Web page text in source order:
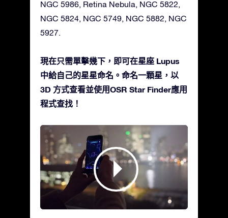
NGC 5986, Retina Nebula, NGC 5822,
NGC 5824, NGC 5749, NGC 5882, NGC
5927.
現在只需單擊幾下，即可在星座 Lupus
中給自己的星星命名。命名一顆星，以
3D 方式查看並使用OSR Star Finder應用
程式查找！